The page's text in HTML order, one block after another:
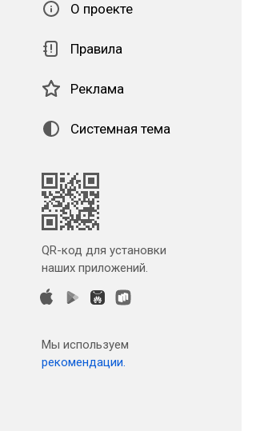
О проекте
Правила
Реклама
Системная тема
QR-код для установки
наших приложений.
Мы используем
рекомендации.